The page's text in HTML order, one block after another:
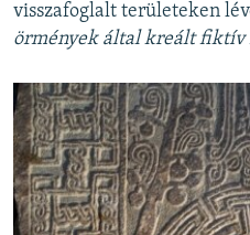
visszafoglalt területeken
örmények által kreált fiktív